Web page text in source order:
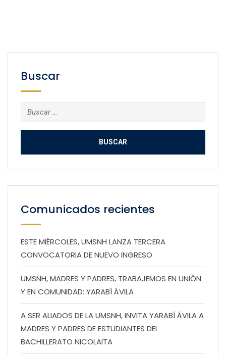
Buscar
Buscar:
Comunicados recientes
ESTE MIÉRCOLES, UMSNH LANZA TERCERA
CONVOCATORIA DE NUEVO INGRESO
UMSNH, MADRES Y PADRES, TRABAJEMOS EN UNIÓN
Y EN COMUNIDAD: YARABÍ ÁVILA
A SER ALIADOS DE LA UMSNH, INVITA YARABÍ ÁVILA A
MADRES Y PADRES DE ESTUDIANTES DEL
BACHILLERATO NICOLAITA